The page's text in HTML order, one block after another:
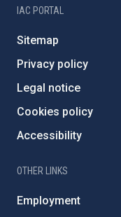
IAC PORTAL
Sitemap
Privacy policy
Legal notice
Cookies policy
Accessibility
OTHER LINKS
Employment